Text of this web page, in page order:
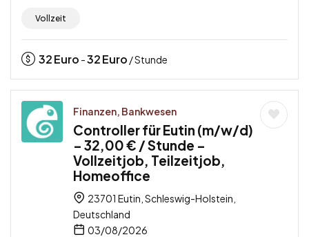
Vollzeit
32Euro -32Euro / Stunde
Finanzen, Bankwesen
Controller für Eutin (m/w/d)
– 32,00 € / Stunde –
Vollzeitjob, Teilzeitjob,
Homeoffice
23701 Eutin, Schleswig-Holstein,
Deutschland
03/08/2026